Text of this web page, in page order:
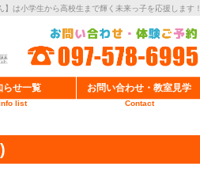
】は小学生から高校生まで輝く未来っ子を応援します！
らせ一覧
list
お問い合わせ・教室見学
Contact